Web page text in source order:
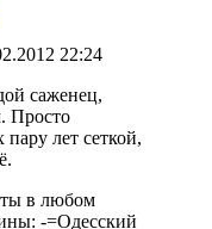
22:24
саженец,
Просто
лет сеткой,
в любом
-=Одесский